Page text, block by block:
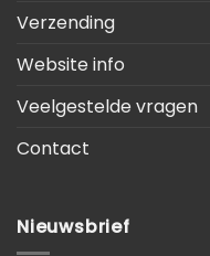
Verzending
Website info
Veelgestelde vragen
Contact
Nieuwsbrief